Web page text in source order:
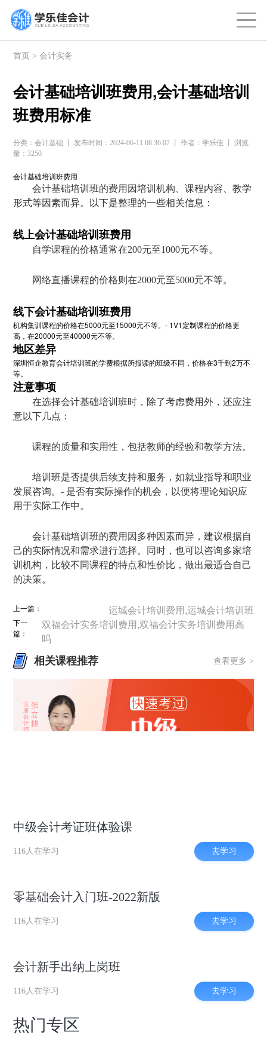
首页 >会计实务
会计基础培训班费用,会计基础培训
班费用标准
分类：会计基础 丨 发布时间：2024-06-11 08:36:07 丨 作者：学乐佳 丨 浏览
量：3250
会计基础培训班费用
会计基础培训班的费用因培训机构、课程内容、教学
形式等因素而异。以下是整理的一些相关信息：
线上会计基础培训班费用
自学课程的价格通常在200元至1000元不等。
网络直播课程的价格则在2000元至5000元不等。
线下会计基础培训班费用
机构集训课程的价格在5000元至15000元不等。- 1V1定制课程的价格更
高，在20000元至40000元不等。
地区差异
深圳恒企教育会计培训班的学费根据所报读的班级不同，价格在3千到2万不
等。
注意事项
在选择会计基础培训班时，除了考虑费用外，还应注
意以下几点：
课程的质量和实用性，包括教师的经验和教学方法。
培训班是否提供后续支持和服务，如就业指导和职业
发展咨询。- 是否有实际操作的机会，以便将理论知识应
用于实际工作中。
会计基础培训班的费用因多种因素而异，建议根据自
己的实际情况和需求进行选择。同时，也可以咨询多家培
训机构，比较不同课程的特点和性价比，做出最适合自己
的决策。
上一篇： 运城会计培训费用,运城会计培训班
下一
篇：
双福会计实务培训费用,双福会计实务培训费用高
吗
相关课程推荐 查看更多 >
中级会计考证班体验课
116人在学习 去学习
零基础会计入门班-2022新版
116人在学习 去学习
会计新手出纳上岗班
116人在学习 去学习
热门专区